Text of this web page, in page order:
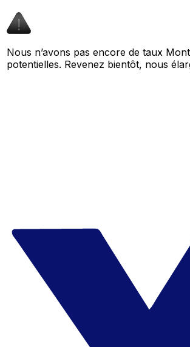
Nous n’avons pas encore de taux
potentielles. Revenez bientôt, nous